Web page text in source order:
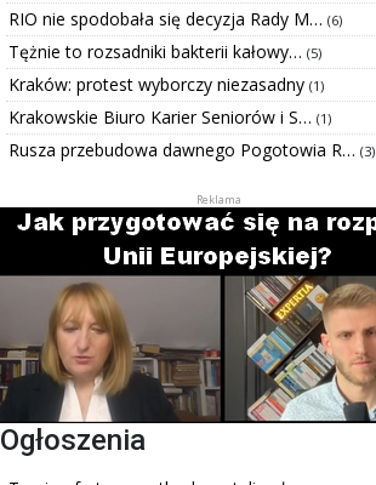
RIO nie spodobała się decyzja Rady M… (6)
Tężnie to rozsadniki bakterii kałowy… (5)
Kraków: protest wyborczy niezasadny (1)
Krakowskie Biuro Karier Seniorów i S… (1)
Rusza przebudowa dawnego Pogotowia R… (3)
Ogłoszenia